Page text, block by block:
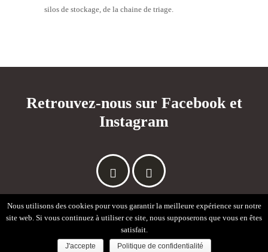
silos de stockage, de la chaine de triage.
Retrouvez-nous sur Facebook et
Instagram
Sain'Biose tout droits réservés
RéalisationBeforcom.
Nous utilisons des cookies pour vous garantir la meilleure expérience sur notre
site web. Si vous continuez à utiliser ce site, nous supposerons que vous en êtes
satisfait.
J'accepte Politique de confidentialité